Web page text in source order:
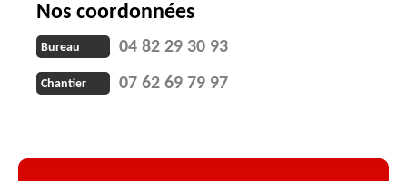
Nos coordonnées
Bureau 04 82 29 30 93
Chantier 07 62 69 79 97